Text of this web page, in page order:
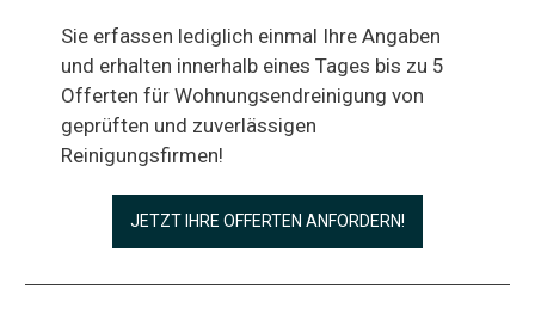
Sie erfassen lediglich einmal Ihre Angaben
und erhalten innerhalb eines Tages bis zu 5
Offerten für Wohnungsendreinigung von
geprüften und zuverlässigen
Reinigungsfirmen!
JETZT IHRE OFFERTEN ANFORDERN!